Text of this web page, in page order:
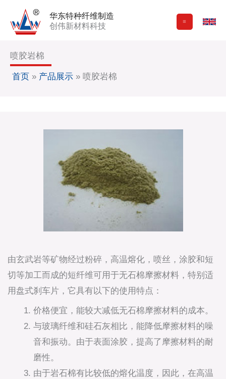
华东特种纤维制造
创伟新材料科技
喷胶岩棉
首页 » 产品展示 » 喷胶岩棉
由玄武岩等矿物经过粉碎，高温熔化，喷丝，涂胶和短
切等加工而成的短纤维可用于无石棉摩擦材料，特别适
用盘式刹车片，它具有以下的使用特点：
价格便宜，能较大减低无石棉摩擦材料的成本。
与玻璃纤维和硅石灰相比，能降低摩擦材料的噪
音和振动。由于表面涂胶，提高了摩擦材料的耐
磨性。
由于岩石棉有比较低的熔化温度，因此，在高温